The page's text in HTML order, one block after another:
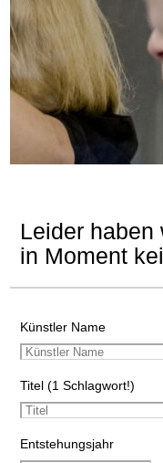
Leider haben
in Moment
Künstler Name
Titel (1 Schlagwort!)
Entstehungsjahr